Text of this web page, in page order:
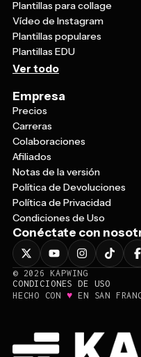
Vídeo de Instagram
Plantillas populares
Plantillas EDU
Ver todo
Precios
Carreras
Colaboraciones
Afiliados
Notas de la versión
Política de Devoluciones
Política de Privacidad
Condiciones de Uso
Conéctate con
©2026 KAPWING
CONDICIONES DE USO
HECHO CON♥ EN SAN